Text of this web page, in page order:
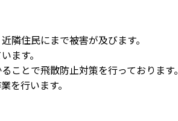
隣住民にまで被害が及びます。
ます。
とで飛散防止対策を行っております。
を行います。